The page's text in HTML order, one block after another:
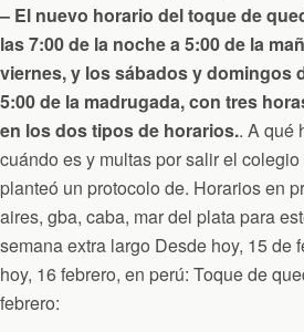
– El nuevo horario del toque de
las 7:00 de la noche a 5:00 de la
viernes, y los sábados y domingos
5:00 de la madrugada, con tres
en los dos tipos de horarios.. A qué
cuándo es y multas por salir el
planteó un protocolo de. Horarios en
aires, gba, caba, mar del plata para
semana extra largo Desde hoy, 15 de
hoy, 16 febrero, en perú: Toque de
febrero: